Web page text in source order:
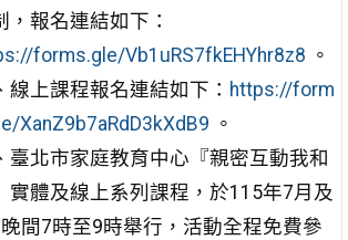
，報名連結如下：
forms.gle/Vb1uRS7fkEHYhr8z8 。
線上課程報名連結如下： https://form
XanZ9b7aRdD3kXdB9 。
臺北市家庭教育中心『親密互動我和
實體及線上系列課程，於115年7月及
間7時至9時舉行，活動全程免費參